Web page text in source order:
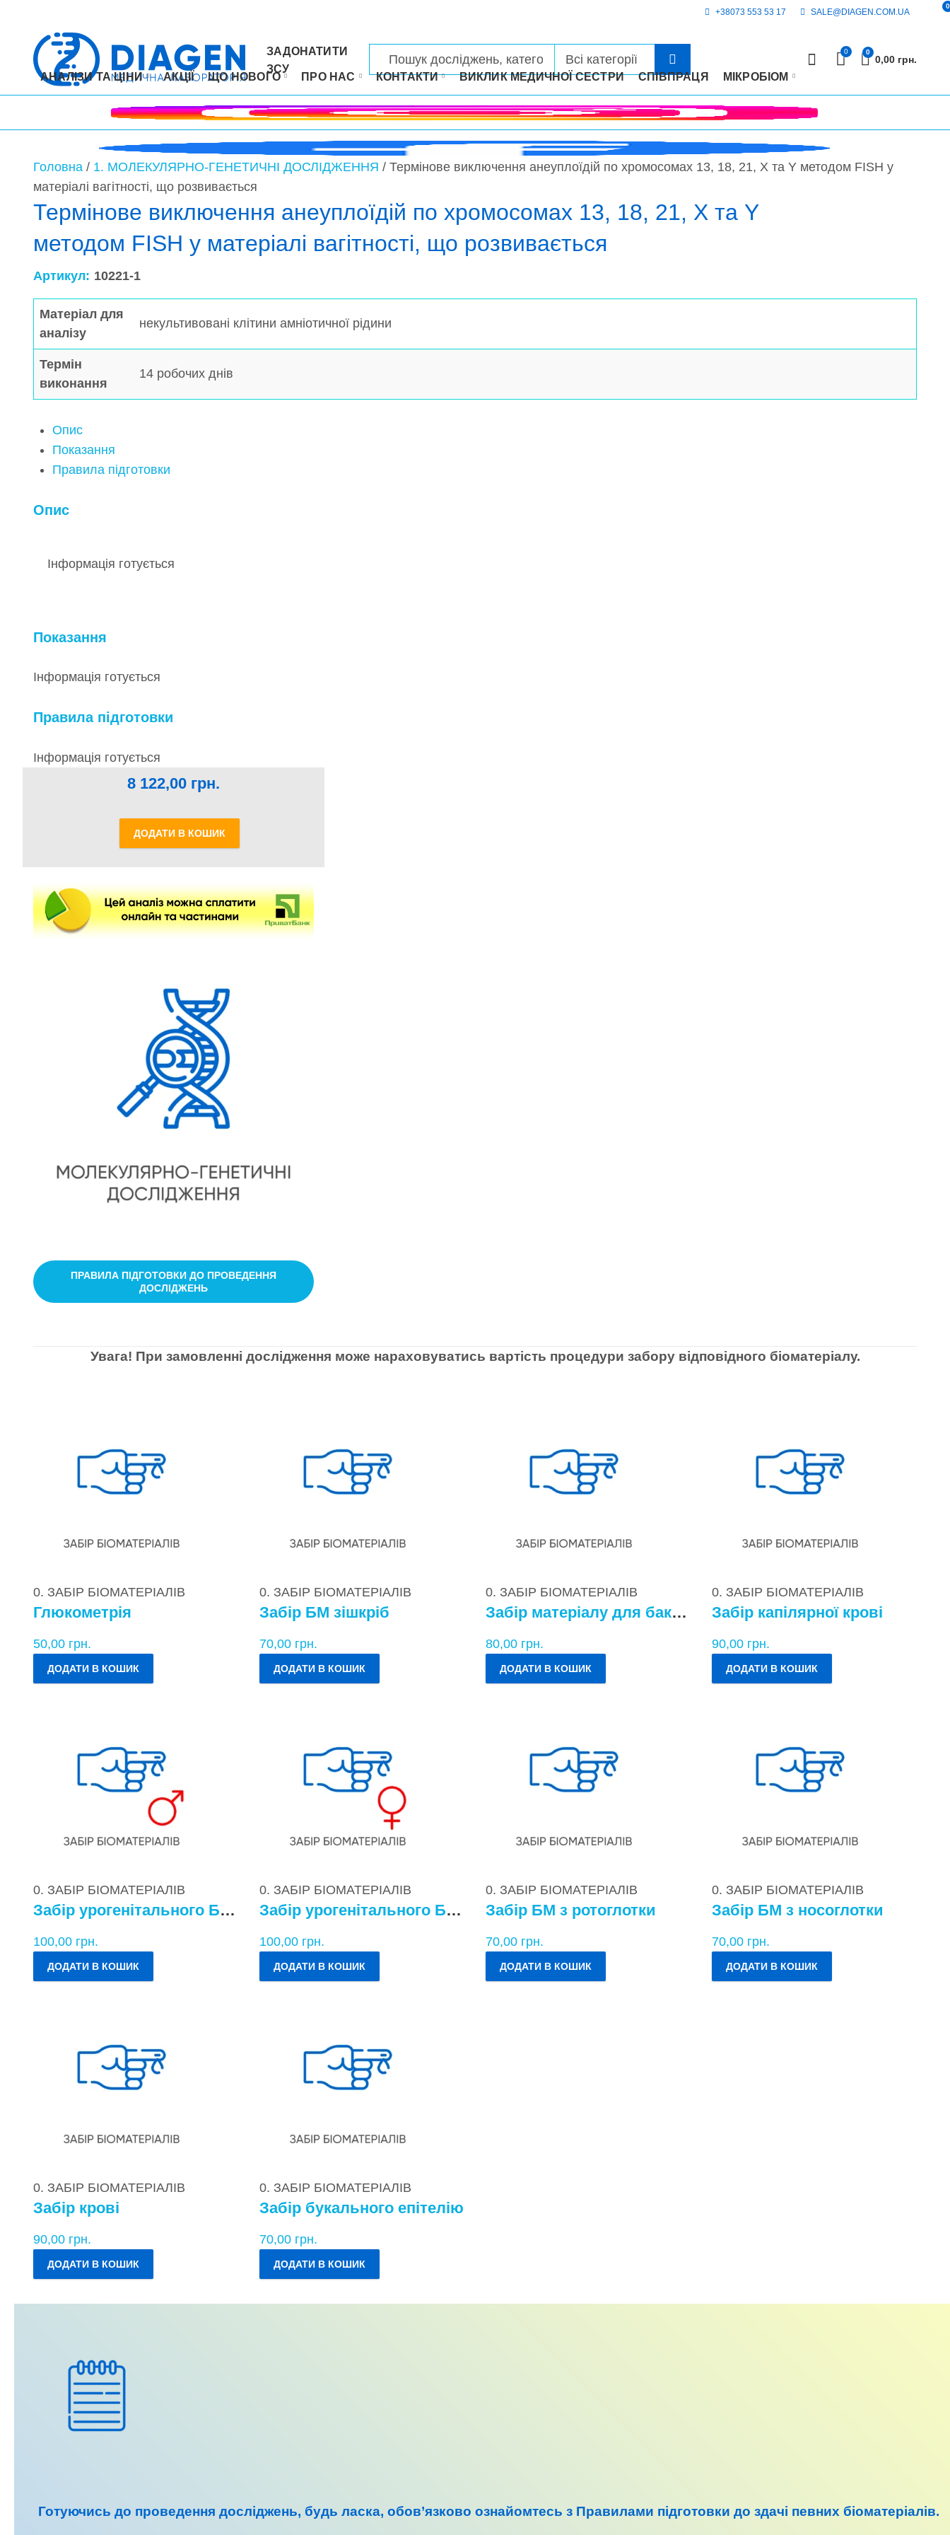
+38073 553 53 17 SALE@DIAGEN.COM.UA
ЗАДОНАТИТИ
ЗСУ
0 0
0,00 грн.
АНАЛІЗИ ТА ЦІНИ АКЦІЇ ЩО НОВОГО ПРО НАС КОНТАКТИ ВИКЛИК МЕДИЧНОЇ СЕСТРИ СПІВПРАЦЯ МІКРОБІОМ
Головна / 1. МОЛЕКУЛЯРНО-ГЕНЕТИЧНІ ДОСЛІДЖЕННЯ / Термінове виключення анеуплоїдій по хромосомах 13, 18, 21, X та Y методом FISH у
матеріалі вагітності, що розвивається
Термінове виключення анеуплоїдій по хромосомах 13, 18, 21, X та Y
методом FISH у матеріалі вагітності, що розвивається
Артикул: 10221-1
Матеріал для
аналізу
некультивовані клітини амніотичної рідини
Термін
виконання
14 робочих днів
Опис
Показання
Правила підготовки
Опис
Інформація готується
Показання
Інформація готується
Правила підготовки
Інформація готується
8 122,00 грн.
ДОДАТИ В КОШИК
ПРАВИЛА ПІДГОТОВКИ ДО ПРОВЕДЕННЯ
ДОСЛІДЖЕНЬ
Увага! При замовленні дослідження може нараховуватись вартість процедури забору відповідного біоматеріалу.
0. ЗАБІР БІОМАТЕРІАЛІВ
Глюкометрія
50,00 грн.
ДОДАТИ В КОШИК
0. ЗАБІР БІОМАТЕРІАЛІВ
Забір БМ зішкріб
70,00 грн.
ДОДАТИ В КОШИК
0. ЗАБІР БІОМАТЕРІАЛІВ
Забір матеріалу для бактеріологічних досліджень
80,00 грн.
ДОДАТИ В КОШИК
0. ЗАБІР БІОМАТЕРІАЛІВ
Забір капілярної крові
90,00 грн.
ДОДАТИ В КОШИК
0. ЗАБІР БІОМАТЕРІАЛІВ
Забір урогенітального БМ у чоловіків
100,00 грн.
ДОДАТИ В КОШИК
0. ЗАБІР БІОМАТЕРІАЛІВ
Забір урогенітального БМ у жінок
100,00 грн.
ДОДАТИ В КОШИК
0. ЗАБІР БІОМАТЕРІАЛІВ
Забір БМ з ротоглотки
70,00 грн.
ДОДАТИ В КОШИК
0. ЗАБІР БІОМАТЕРІАЛІВ
Забір БМ з носоглотки
70,00 грн.
ДОДАТИ В КОШИК
0. ЗАБІР БІОМАТЕРІАЛІВ
Забір крові
90,00 грн.
ДОДАТИ В КОШИК
0. ЗАБІР БІОМАТЕРІАЛІВ
Забір букального епітелію
70,00 грн.
ДОДАТИ В КОШИК
Готуючись до проведення досліджень, будь ласка, обов’язково ознайомтесь з Правилами підготовки до здачі певних біоматеріалів.
0